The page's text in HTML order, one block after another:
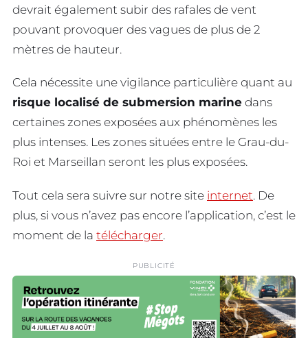
devrait également subir des rafales de vent
pouvant provoquer des vagues de plus de 2
mètres de hauteur.
Cela nécessite une vigilance particulière quant au
risque localisé de submersion marine dans
certaines zones exposées aux phénomènes les
plus intenses. Les zones situées entre le Grau-du-
Roi et Marseillan seront les plus exposées.
Tout cela sera suivre sur notre site internet. De
plus, si vous n’avez pas encore l’application, c’est le
moment de la télécharger.
PUBLICITÉ